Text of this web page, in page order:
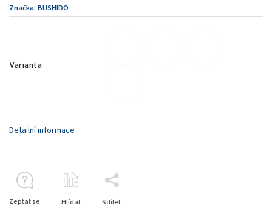
Značka: BUSHIDO
Varianta
Detailní informace
Zeptat se Hlídat Sdílet